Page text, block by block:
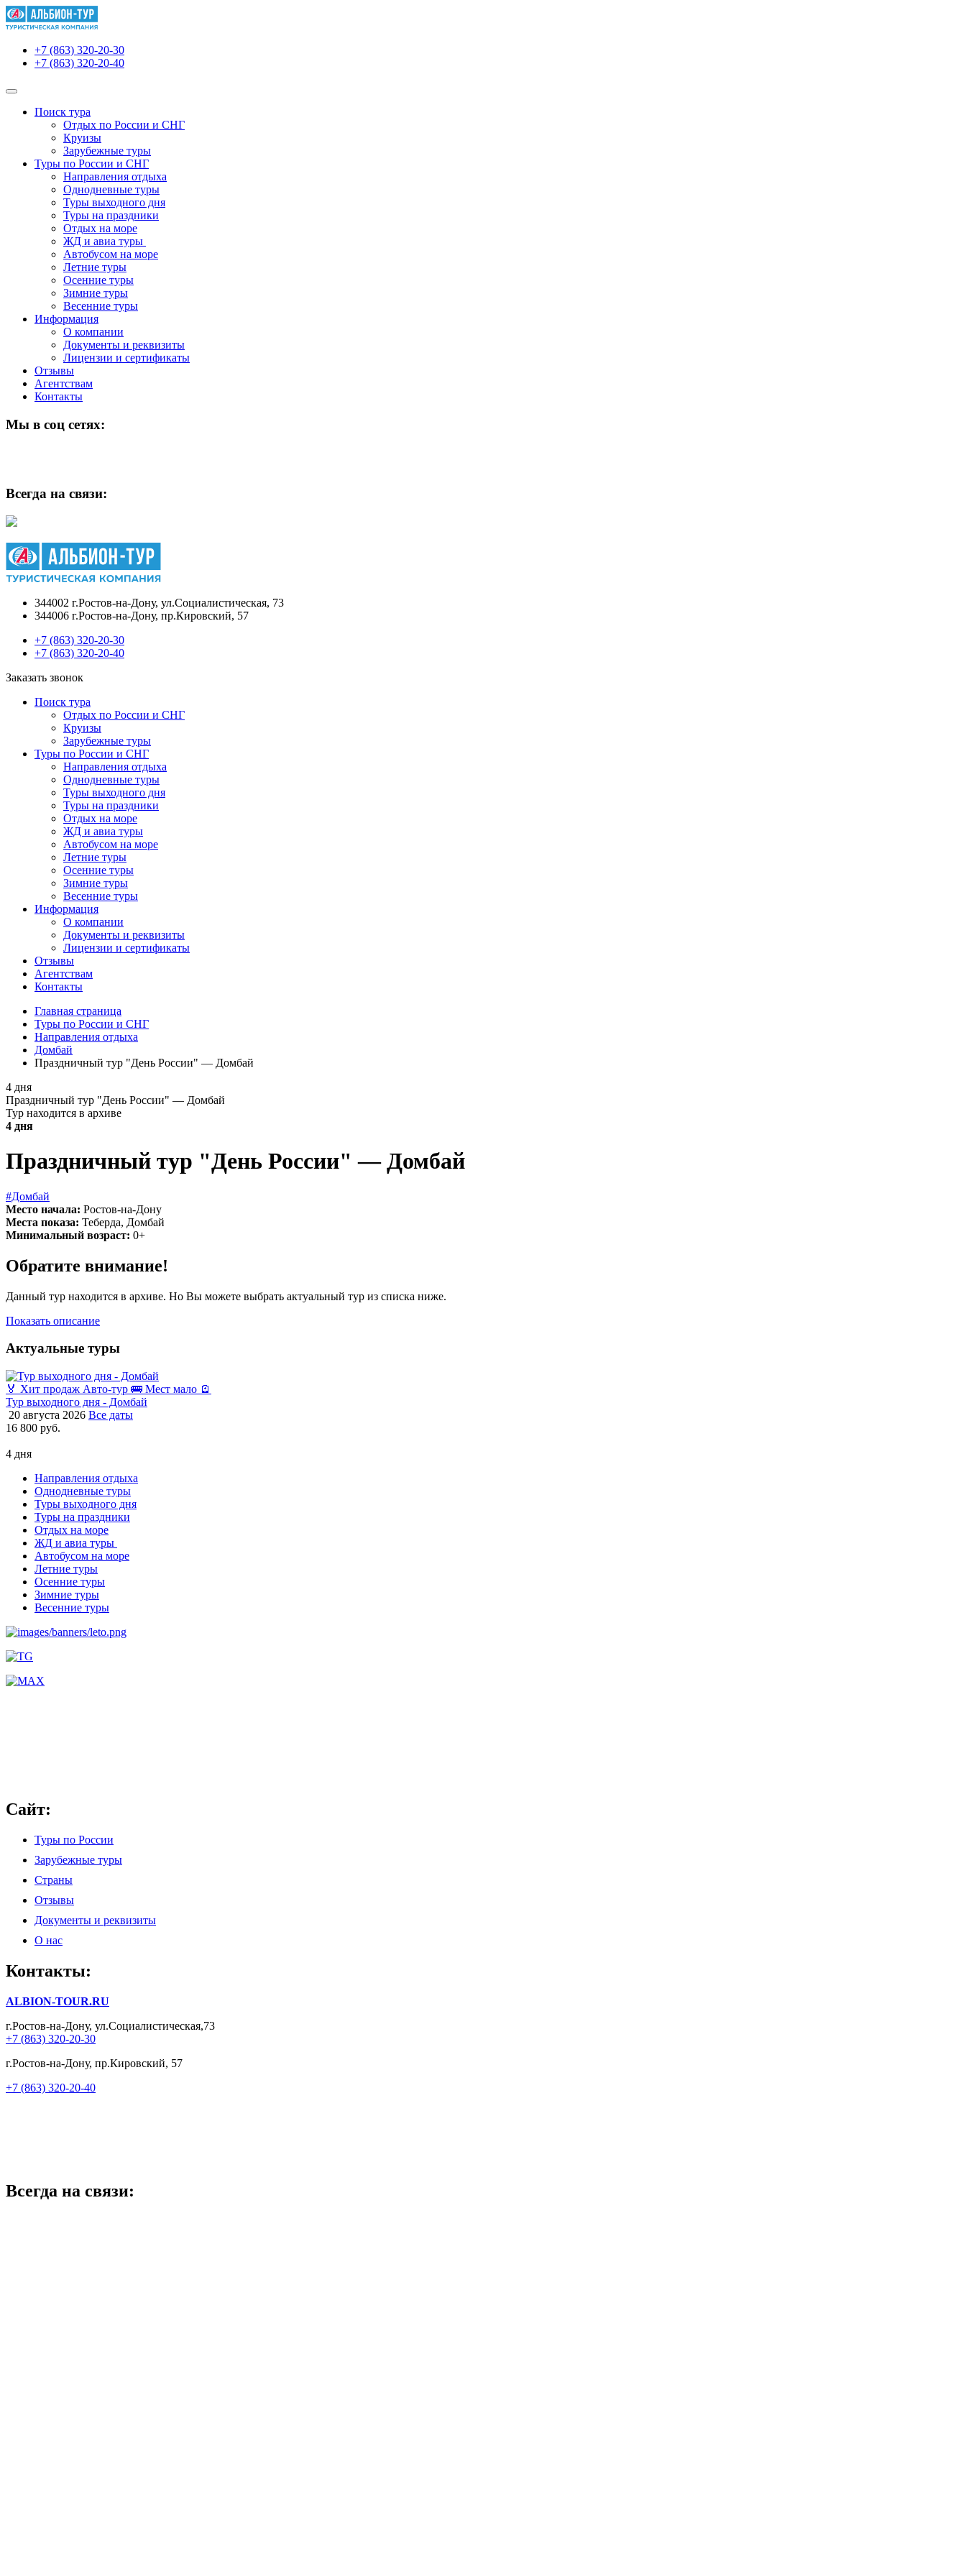
+7 (863) 320-20-30
+7 (863) 320-20-40
Поиск тура
Отдых по России и СНГ
Круизы
Зарубежные туры
Туры по России и СНГ
Направления отдыха
Однодневные туры
Туры выходного дня
Туры на праздники
Отдых на море
ЖД и авиа туры
Автобусом на море
Летние туры
Осенние туры
Зимние туры
Весенние туры
Информация
О компании
Документы и реквизиты
Лицензии и сертификаты
Отзывы
Агентствам
Контакты
Мы в соц сетях:
Всегда на связи:
344002 г.Ростов-на-Дону, ул.Социалистическая, 73
344006 г.Ростов-на-Дону, пр.Кировский, 57
+7 (863) 320-20-30
+7 (863) 320-20-40
Заказать звонок
Поиск тура
Отдых по России и СНГ
Круизы
Зарубежные туры
Туры по России и СНГ
Направления отдыха
Однодневные туры
Туры выходного дня
Туры на праздники
Отдых на море
ЖД и авиа туры
Автобусом на море
Летние туры
Осенние туры
Зимние туры
Весенние туры
Информация
О компании
Документы и реквизиты
Лицензии и сертификаты
Отзывы
Агентствам
Контакты
Главная страница
Туры по России и СНГ
Направления отдыха
Домбай
Праздничный тур "День России" — Домбай
4 дня
Праздничный тур "День России" — Домбай
Тур находится в архиве
4 дня
Праздничный тур "День России" — Домбай
#Домбай
Место начала: Ростов-на-Дону
Места показа: Теберда, Домбай
Минимальный возраст: 0+
Обратите внимание!
Данный тур находится в архиве. Но Вы можете выбрать актуальный тур из списка ниже.
Показать описание
Актуальные туры
🏅 Хит продаж Авто-тур 🚌 Мест мало 🪫
Тур выходного дня - Домбай
20 августа 2026 Все даты
16 800 руб.
4 дня
Направления отдыха
Однодневные туры
Туры выходного дня
Туры на праздники
Отдых на море
ЖД и авиа туры
Автобусом на море
Летние туры
Осенние туры
Зимние туры
Весенние туры
Сайт:
Туры по России
Зарубежные туры
Страны
Отзывы
Документы и реквизиты
О нас
Контакты:
ALBION-TOUR.RU
г.Ростов-на-Дону, ул.Социалистическая,73
+7 (863) 320-20-30
г.Ростов-на-Дону, пр.Кировский, 57
+7 (863) 320-20-40
Всегда на связи: